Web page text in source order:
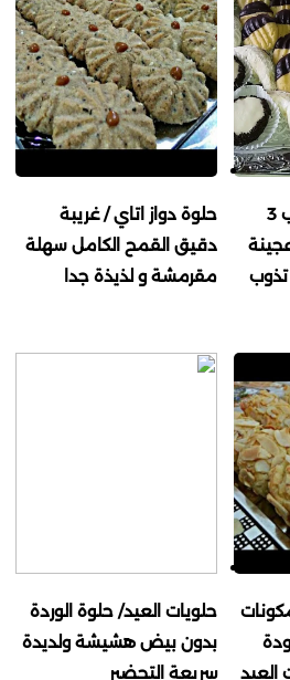
حلويات العيد حلوة ب 3
حلوة دواز اتاي / غريبة
دقيق القمح الكامل سهلة
مقرمشة و لذيذة جدا
العيد
حلويات العيد/ حلوة الوردة
بدون بيض هشيشة ولديدة
سريعة التحضير